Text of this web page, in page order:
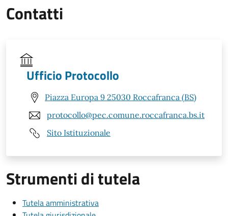
Contatti
Ufficio Protocollo
Piazza Europa 9 25030 Roccafranca (BS)
protocollo@pec.comune.roccafranca.bs.it
Sito Istituzionale
Strumenti di tutela
Tutela amministrativa